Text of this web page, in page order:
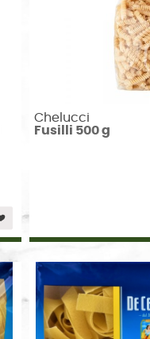
Chelucci
Fusilli 500 g